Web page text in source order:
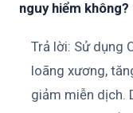
nguy hiểm không?
Trả lời: Sử dụng
loãng xương,
giảm miễn dịch.